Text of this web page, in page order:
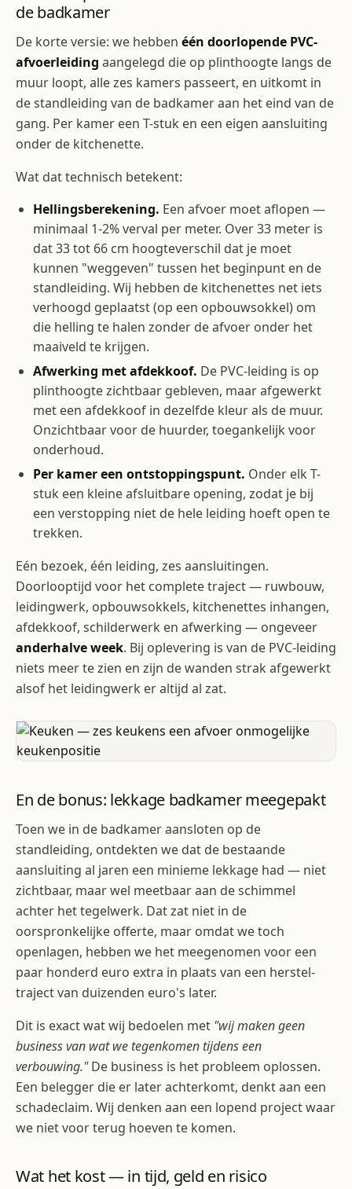
de badkamer
De korte versie: we hebben één doorlopende PVC-
afvoerleiding aangelegd die op plinthoogte langs de
muur loopt, alle zes kamers passeert, en uitkomt in
de standleiding van de badkamer aan het eind van de
gang. Per kamer een T-stuk en een eigen aansluiting
onder de kitchenette.
Wat dat technisch betekent:
Hellingsberekening. Een afvoer moet aflopen —
minimaal 1-2% verval per meter. Over 33 meter is
dat 33 tot 66 cm hoogteverschil dat je moet
kunnen "weggeven" tussen het beginpunt en de
standleiding. Wij hebben de kitchenettes net iets
verhoogd geplaatst (op een opbouwsokkel) om
die helling te halen zonder de afvoer onder het
maaiveld te krijgen.
Afwerking met afdekkoof. De PVC-leiding is op
plinthoogte zichtbaar gebleven, maar afgewerkt
met een afdekkoof in dezelfde kleur als de muur.
Onzichtbaar voor de huurder, toegankelijk voor
onderhoud.
Per kamer een ontstoppingspunt. Onder elk T-
stuk een kleine afsluitbare opening, zodat je bij
een verstopping niet de hele leiding hoeft open te
trekken.
Eén bezoek, één leiding, zes aansluitingen.
Doorlooptijd voor het complete traject — ruwbouw,
leidingwerk, opbouwsokkels, kitchenettes inhangen,
afdekkoof, schilderwerk en afwerking — ongeveer
anderhalve week. Bij oplevering is van de PVC-leiding
niets meer te zien en zijn de wanden strak afgewerkt
alsof het leidingwerk er altijd al zat.
En de bonus: lekkage badkamer meegepakt
Toen we in de badkamer aansloten op de
standleiding, ontdekten we dat de bestaande
aansluiting al jaren een minieme lekkage had — niet
zichtbaar, maar wel meetbaar aan de schimmel
achter het tegelwerk. Dat zat niet in de
oorspronkelijke offerte, maar omdat we toch
openlagen, hebben we het meegenomen voor een
paar honderd euro extra in plaats van een herstel-
traject van duizenden euro's later.
Dit is exact wat wij bedoelen met "wij maken geen
business van wat we tegenkomen tijdens een
verbouwing."De business is het probleem oplossen.
Een belegger die er later achterkomt, denkt aan een
schadeclaim. Wij denken aan een lopend project waar
we niet voor terug hoeven te komen.
Wat het kost — in tijd, geld en risico